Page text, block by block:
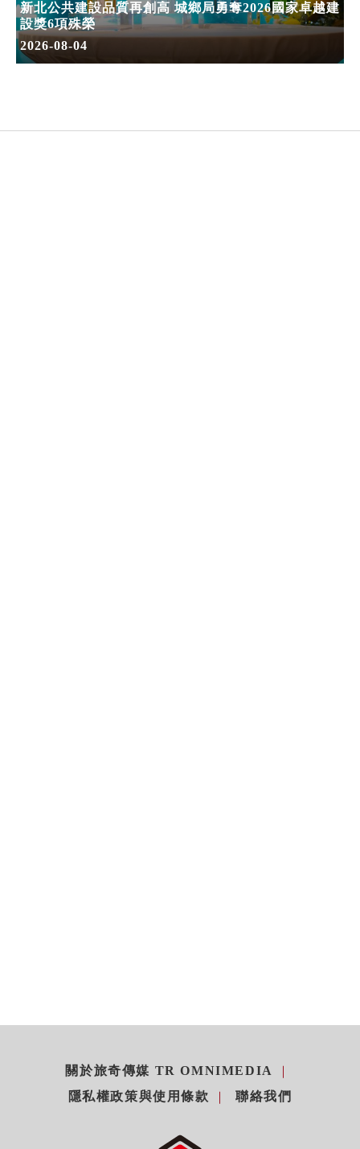
新北公共建設品質再創高 城鄉局勇奪2026國家卓越建
設獎6項殊榮
2026-08-04
關於旅奇傳媒 TR OMNIMEDIA
隱私權政策與使用條款
聯絡我們